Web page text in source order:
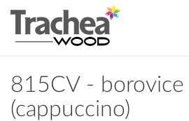
815CV - borovice
(cappuccino)